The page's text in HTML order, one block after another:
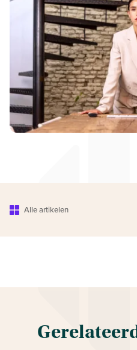
Alle artikelen